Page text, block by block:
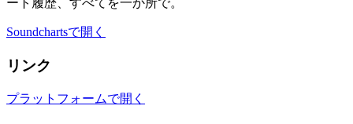
ート履歴、すべてを一か所で。
Soundchartsで開く
リンク
プラットフォームで開く